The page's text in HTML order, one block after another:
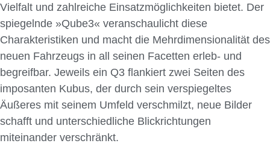
Vielfalt und zahlreiche Einsatzmöglichkeiten bietet. Der
spiegelnde »Qube3« veranschaulicht diese
Charakteristiken und macht die Mehrdimensionalität des
neuen Fahrzeugs in all seinen Facetten erleb- und
begreifbar. Jeweils ein Q3 flankiert zwei Seiten des
imposanten Kubus, der durch sein verspiegeltes
Äußeres mit seinem Umfeld verschmilzt, neue Bilder
schafft und unterschiedliche Blickrichtungen
miteinander verschränkt.